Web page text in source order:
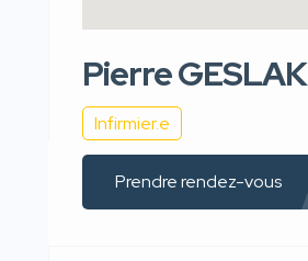
Pierre GESLAK
Infirmier.e
Prendre rendez-vous